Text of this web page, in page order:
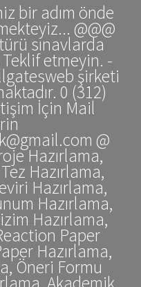
bir adım önde
@@@
sınavlarda
Teklif etmeyin. -
şirketi
0 (312)
İçin Mail
@
Hazırlama,
Hazırlama,
Hazırlama,
Hazırlama,
Hazırlama,
Paper
Hazırlama,
Öneri Formu